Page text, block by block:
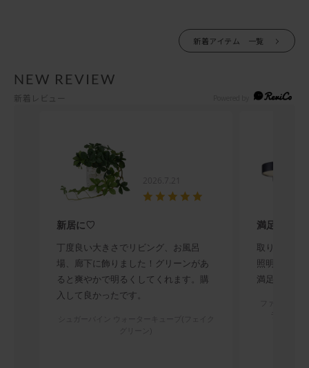
新着アイテム 一覧
NEW REVIEW
新着レビュー
新居に♡
丁度良い大きさでリビング、お風呂
場、廊下に飾りました！グリーンがあ
ると爽やかで明るくしてくれます。購
入して良かったです。
満足です
取り付けは
照明として
満足してい